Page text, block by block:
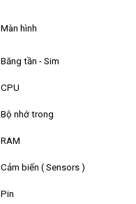
Màn hình
Băng tần - Sim
CPU
Bộ nhớ trong
RAM
Cảm biến ( Sensors )
Pin